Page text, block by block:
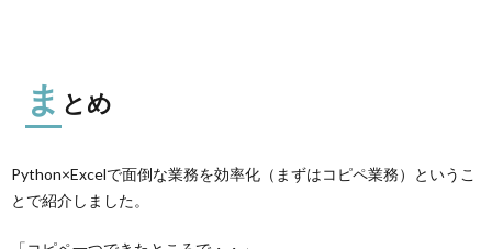
ま とめ
Python×Excelで面倒な業務を効率化（まずはコピペ業務）というこ
とで紹介しました。